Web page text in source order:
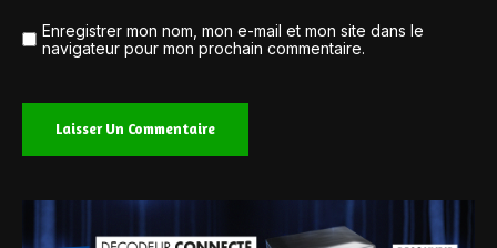
Enregistrer mon nom, mon e-mail et mon site dans le
navigateur pour mon prochain commentaire.